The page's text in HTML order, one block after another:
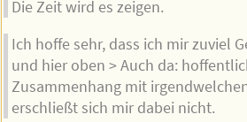
Die Zeit wird es zeigen.
Ich hoffe sehr, dass ich mir zuviel
und hier oben > Auch da:
Zusammenhang mit
erschließt sich mir dabei nicht.